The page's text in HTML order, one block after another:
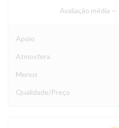
Avaliação média —
Apoio
Atmosfera
Menus
Qualidade/Preço